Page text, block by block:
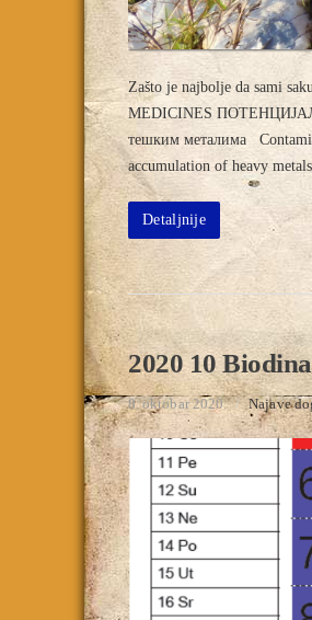
Zašto je najbolje da sami
MEDICINES
тешким металима
accumulation of heavy
Detaljnije
2020 10
8. oktobar 2020. / Najave